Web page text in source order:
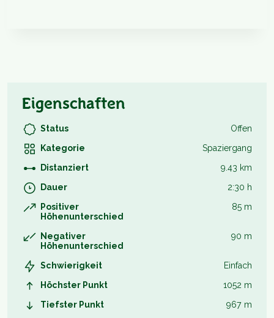
Eigenschaften
Status
Offen
Kategorie
Spaziergang
Distanziert
9.43 km
Dauer
2:30 h
Positiver
Höhenunterschied
85 m
Negativer
Höhenunterschied
90 m
Schwierigkeit
Einfach
Höchster Punkt
1052 m
Tiefster Punkt
967 m